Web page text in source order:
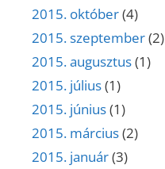
2015. október(4)
2015. szeptember(2)
2015. augusztus(1)
2015. július(1)
2015. június(1)
2015. március(2)
2015. január(3)